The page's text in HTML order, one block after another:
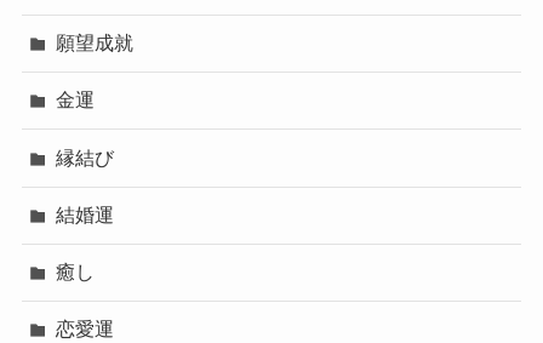
願望成就
金運
縁結び
結婚運
癒し
恋愛運